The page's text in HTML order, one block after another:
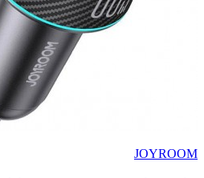
JOYROOM